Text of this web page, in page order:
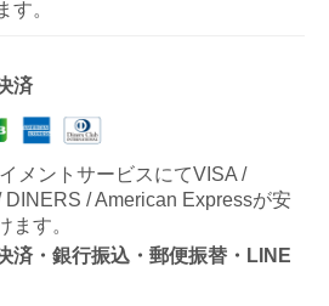
す。
済
メントサービスにてVISA /
DINERS / American Expressが安
ます。
済・銀行振込・郵便振替・LINE